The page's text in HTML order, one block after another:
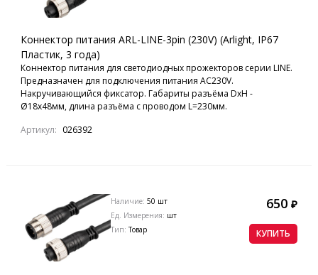
Коннектор питания ARL-LINE-3pin (230V) (Arlight, IP67
Пластик, 3 года)
Коннектор питания для светодиодных прожекторов серии LINE.
Предназначен для подключения питания AC230V.
Накручивающийся фиксатор. Габариты разъёма DxH -
Ø18х48мм, длина разъёма с проводом L=230мм.
Артикул: 026392
650₽
КУПИТЬ
Наличие: 50 шт
Ед. Измерения: шт
Тип:Товар